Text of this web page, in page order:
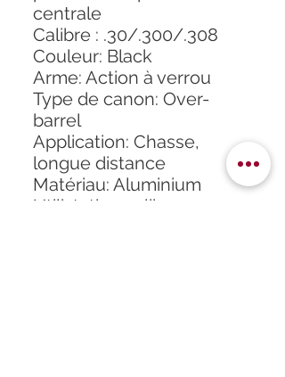
centrale
Calibre : .30/.300/.308
Couleur: Black
Arme: Action à verrou
Type de canon: Over-
barrel
Application: Chasse,
longue distance
Matériau: Aluminium
Utilistation calibres